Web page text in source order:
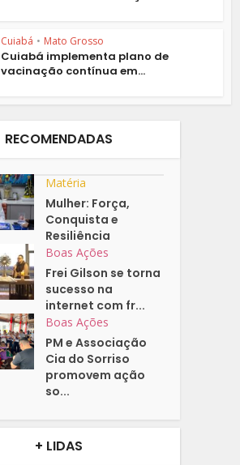
Cuiabá • Mato Grosso
Cuiabá implementa plano de
vacinação contínua em...
RECOMENDADAS
Matéria
Mulher: Força,
Conquista e
Resiliência
Boas Ações
Frei Gilson se torna
sucesso na
internet com fr...
Boas Ações
PM e Associação
Cia do Sorriso
promovem ação
so...
+ LIDAS